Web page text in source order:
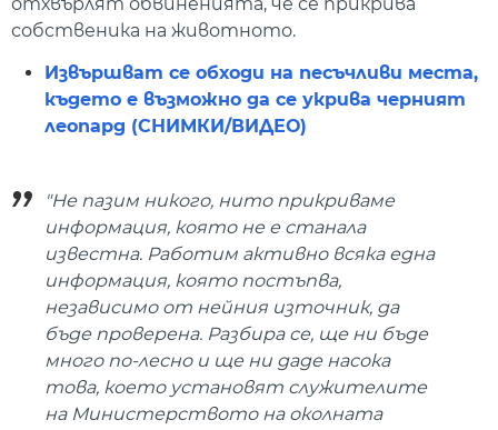
собственика на животното.
Извършват се обходи на песъчливи места,
където е възможно да се укрива черният
леопард (СНИМКИ/ВИДЕО)
"Не пазим никого, нито прикриваме
информация, която не е станала
известна. Работим активно всяка една
информация, която постъпва,
независимо от нейния източник, да
бъде проверена. Разбира се, ще ни бъде
много по-лесно и ще ни даде насока
това, което установят служителите
на Министерството на околната